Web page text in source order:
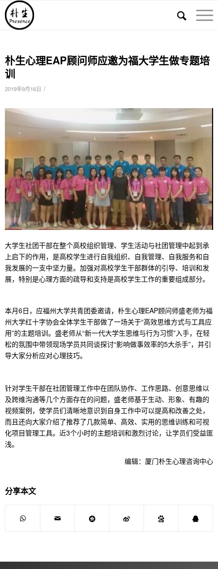
朴生心理EAP顾问师应邀为福大学生做专题培
训
2019年9月16日 /
大学生社团干部在整个高校组织管理、学生活动与社团管理中起到承
上启下的作用，是高校学生进行自我组织、自我管理、自我服务和自
我发展的一支中坚力量。加强对高校学生干部群体的引导、培训和发
展，特别是心理方面的疏导和支持是高校学生工作的重要组成部分。
本月6日，应福州大学共青团委邀请，朴生心理EAP顾问师盛老师为福
州大学红十字协会全体学生干部做了一场关于“高效思维方式与工具应
用”的主题培训。盛老师从“新一代大学生思维与行为习惯”入手，在轻
松的氛围中带领现场学员共同谈探讨“影响做事效率的5大杀手”，并引
导大家分析应对心理技巧。
针对学生干部在社团管理工作中在团队协作、工作思路、创意思维以
及跨维沟通等几个方面存在的问题，盛老师基于生动、形象、有趣的
视频案例，使学员们清晰地意识到自身工作中可以提高和改善之处，
而且还向大家介绍了推荐了几款简单、高效、实用的思维训练和可视
化项目管理工具。近3个小时的主题培训和激烈讨论，让学员们受益匪
浅。
编辑：厦门朴生心理咨询中心
分享本文